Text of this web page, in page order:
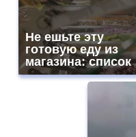
Не ешьте эту
готовую еду из
магазина: список